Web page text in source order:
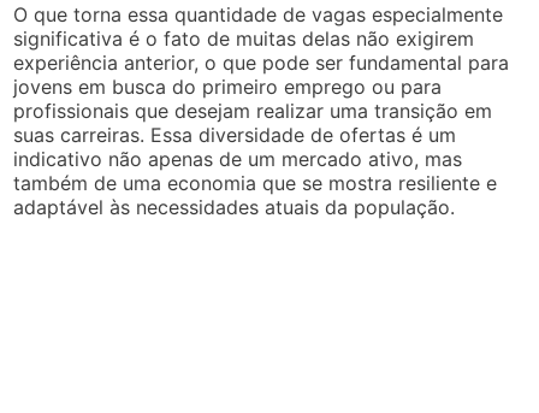
O que torna essa quantidade de vagas especialmente
significativa é o fato de muitas delas não exigirem
experiência anterior, o que pode ser fundamental para
jovens em busca do primeiro emprego ou para
profissionais que desejam realizar uma transição em
suas carreiras. Essa diversidade de ofertas é um
indicativo não apenas de um mercado ativo, mas
também de uma economia que se mostra resiliente e
adaptável às necessidades atuais da população.